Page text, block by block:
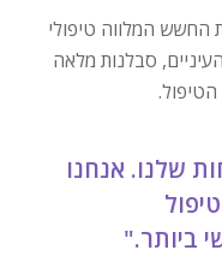
החשש המלווה טיפולי
סבלנות מלאה
הטיפול.
שלנו. אנחנו
ביותר."